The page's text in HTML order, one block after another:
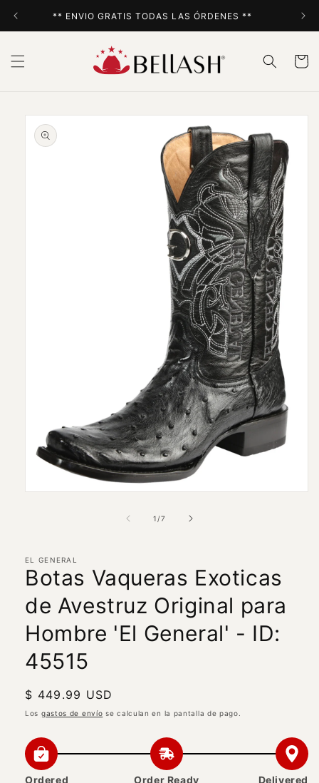
directamente
al contenido
** ENVIO GRATIS TODAS LAS ÓRDENES **
Carrito
directamente
información
ventana
modal
1 /de
7
EL GENERAL
Botas Vaqueras Exoticas
de Avestruz Original para
Hombre 'El General' - ID:
45515
Precio
habitual
$ 449.99 USD
Los gastos de envío se calculan en la pantalla de pago.
Ordered Order Ready Delivered